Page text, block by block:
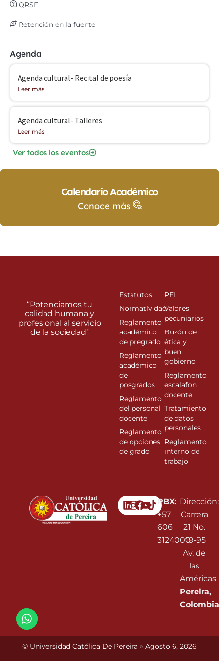
QRSF
Retención en la fuente
Agenda
Agenda cultural- Recital de poesía
Leer más
Agenda cultural- Talleres
Leer más
Ver todos los eventos
Calendario Académico
Conoce más
Linkedin
Instagram
Facebook
Youtube
PBX:
+57
606
3124000
Dirección:
Carrera
21 No.
49-95
Av. de
las
Américas
Pereira,
Colombia
“Potenciamos tu
calidad humana y
profesional al servicio
de la sociedad”
Estatutos
Normatividad
Reglamento
académico
de pregrado
Reglamento
académico
de
posgrados
Reglamento
del personal
docente
Reglamento
de opciones
de grado
PEI
Valores
pecuniarios
Buzón de
ética y
buen
gobierno
Reglamento
escalafon
docente
Tratamiento
de datos
personales
Reglamento
interno de
trabajo
© Universidad Católica De Pereira » Agosto 6, 2026